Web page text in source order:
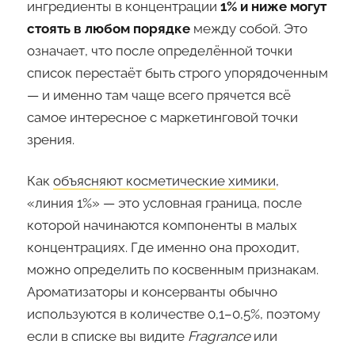
ингредиенты в концентрации 1% и ниже могут
стоять в любом порядке между собой. Это
означает, что после определённой точки
список перестаёт быть строго упорядоченным
— и именно там чаще всего прячется всё
самое интересное с маркетинговой точки
зрения.
Как объясняют косметические химики,
«линия 1%» — это условная граница, после
которой начинаются компоненты в малых
концентрациях. Где именно она проходит,
можно определить по косвенным признакам.
Ароматизаторы и консерванты обычно
используются в количестве 0,1–0,5%, поэтому
если в списке вы видите Fragranceили